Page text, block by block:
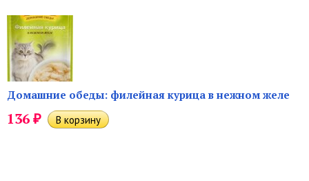
Домашние обеды: филейная курица в нежном желе
136₽